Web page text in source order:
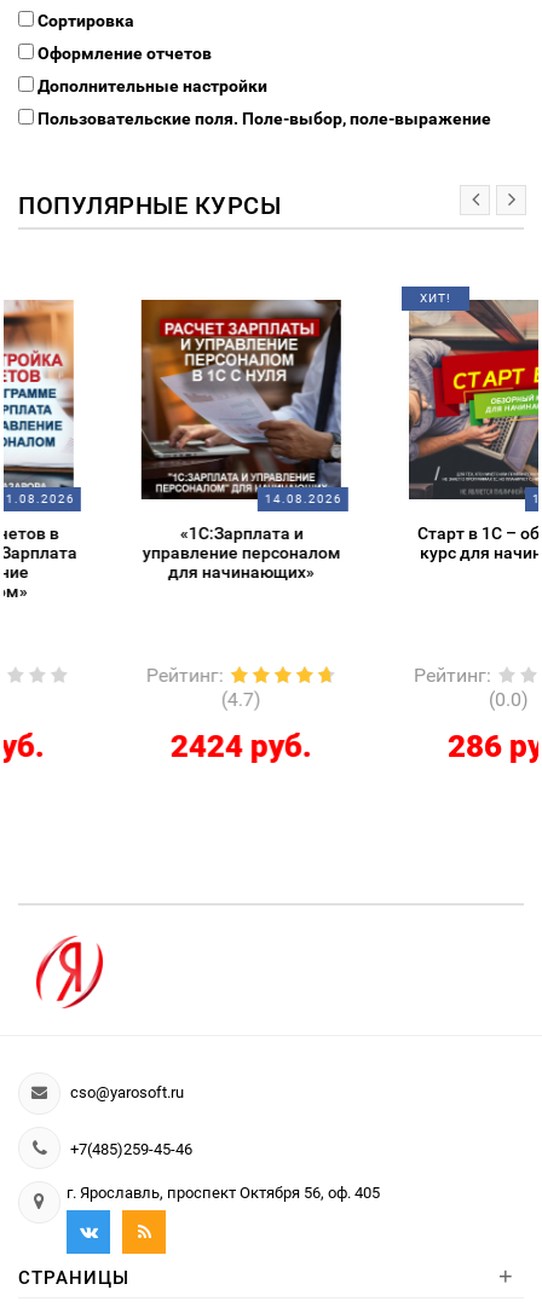
Сортировка
Оформление отчетов
Дополнительные настройки
Пользовательские поля. Поле-выбор, поле-выражение
ПОПУЛЯРНЫЕ КУРСЫ
14.08.2026
«1С:Зарплата и
управление персоналом
для начинающих»
Рейтинг
2424 руб.
ХИТ!
14.08.2026
Старт в 1С – обзорный
курс для начинающих
Рейтинг
286 руб.
cso@yarosoft.ru
+7(485)259-45-46
г. Ярославль, проспект Октября 56, оф. 405
СТРАНИЦЫ +